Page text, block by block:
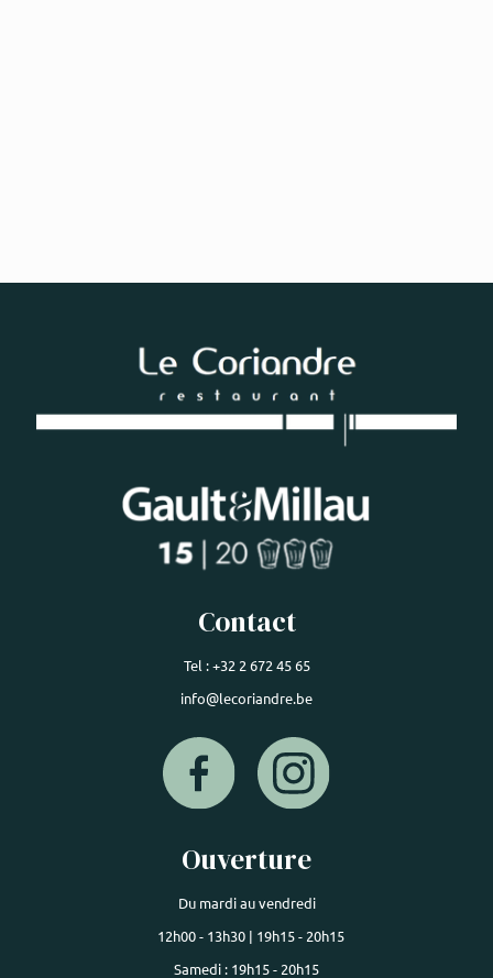
Contact
Tel : +32 2 672 45 65
info@lecoriandre.be
Ouverture
Du mardi au vendredi
12h00 - 13h30 | 19h15 - 20h15
Samedi : 19h15 - 20h15